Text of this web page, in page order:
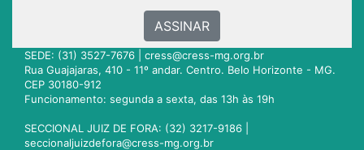
ASSINAR
SEDE: (31) 3527-7676 | cress@cress-mg.org.br
Rua Guajajaras, 410 - 11º andar. Centro. Belo Horizonte - MG.
CEP 30180-912
Funcionamento: segunda a sexta, das 13h às 19h
SECCIONAL JUIZ DE FORA: (32) 3217-9186 |
seccionaljuizdefora@cress-mg.org.br